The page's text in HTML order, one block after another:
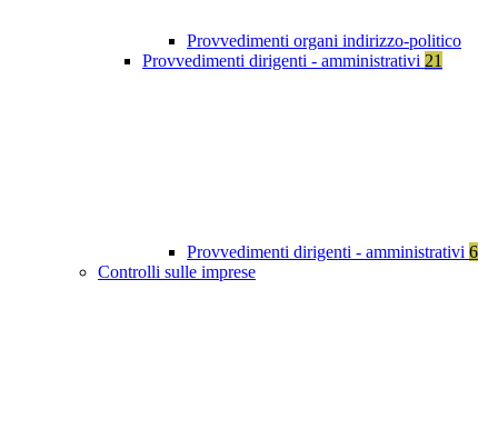
Provvedimenti organi indirizzo-politico
Provvedimenti dirigenti - amministrativi 21
Provvedimenti dirigenti - amministrativi 6
Controlli sulle imprese